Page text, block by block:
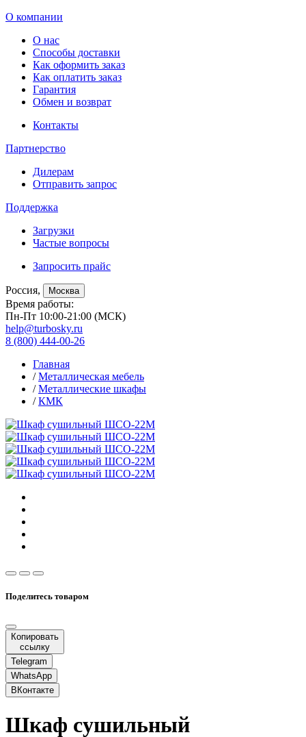
О компании
О нас
Способы доставки
Как оформить заказ
Как оплатить заказ
Гарантия
Обмен и возврат
Контакты
Партнерство
Дилерам
Отправить запрос
Поддержка
Загрузки
Частые вопросы
Запросить прайс
Россия, Москва
Время работы:
Пн-Пт 10:00-21:00 (МСК)
help@turbosky.ru
8 (800) 444-00-26
Главная
/Металлическая мебель
/Металлические шкафы
/КМК
Поделитесь товаром
Копировать
ссылку
Telegram
WhatsApp
ВКонтакте
Шкаф сушильный